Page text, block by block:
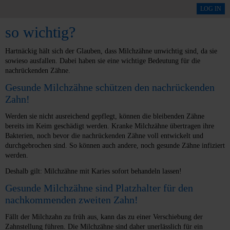
LOG IN
Warum sind gesunde Milchzähne
so wichtig?
Hartnäckig hält sich der Glauben, dass Milchzähne unwichtig sind, da sie
sowieso ausfallen. Dabei haben sie eine wichtige Bedeutung für die
nachrückenden Zähne.
Gesunde Milchzähne schützen den nachrückenden
Zahn!
Werden sie nicht ausreichend gepflegt, können die bleibenden Zähne
bereits im Keim geschädigt werden. Kranke Milchzähne übertragen ihre
Bakterien, noch bevor die nachrückenden Zähne voll entwickelt und
durchgebrochen sind. So können auch andere, noch gesunde Zähne infiziert
werden.
Deshalb gilt: Milchzähne mit Karies sofort behandeln lassen!
Gesunde Milchzähne sind Platzhalter für den
nachkommenden zweiten Zahn!
Fällt der Milchzahn zu früh aus, kann das zu einer Verschiebung der
Zahnstellung führen. Die Milchzähne sind daher unerlässlich für ein